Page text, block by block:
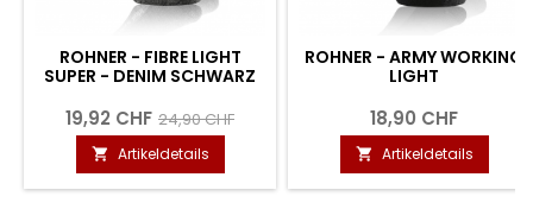
ROHNER - FIBRE LIGHT
SUPER - DENIM SCHWARZ
19,92 CHF 24,90 CHF
 Artikeldetails
ROHNER - ARMY WORKING
LIGHT
18,90 CHF
 Artikeldetails